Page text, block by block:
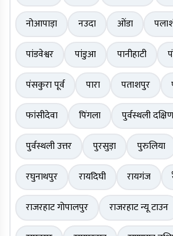
नोआपाड़ा
नउदा ओंडा
पांडवेश्वर
पांडुआ पानीहाटी
पंसकुरा पूर्व
पारा पताशपुर
फांसीदेवा
पिंगला
पुर्वस्थली दक्षिण
पुर्वस्थली उत्तर
पुरसुड़ा पुरुलिया
रघुनाथपुर
रायदिघी रायगंज
राजरहाट गोपालपुर
राजरहाट न्यू टाउन